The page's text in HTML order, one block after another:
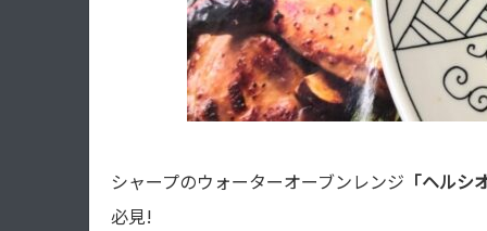
シャープのウォーターオーブンレンジ 「ヘルシ
必見!